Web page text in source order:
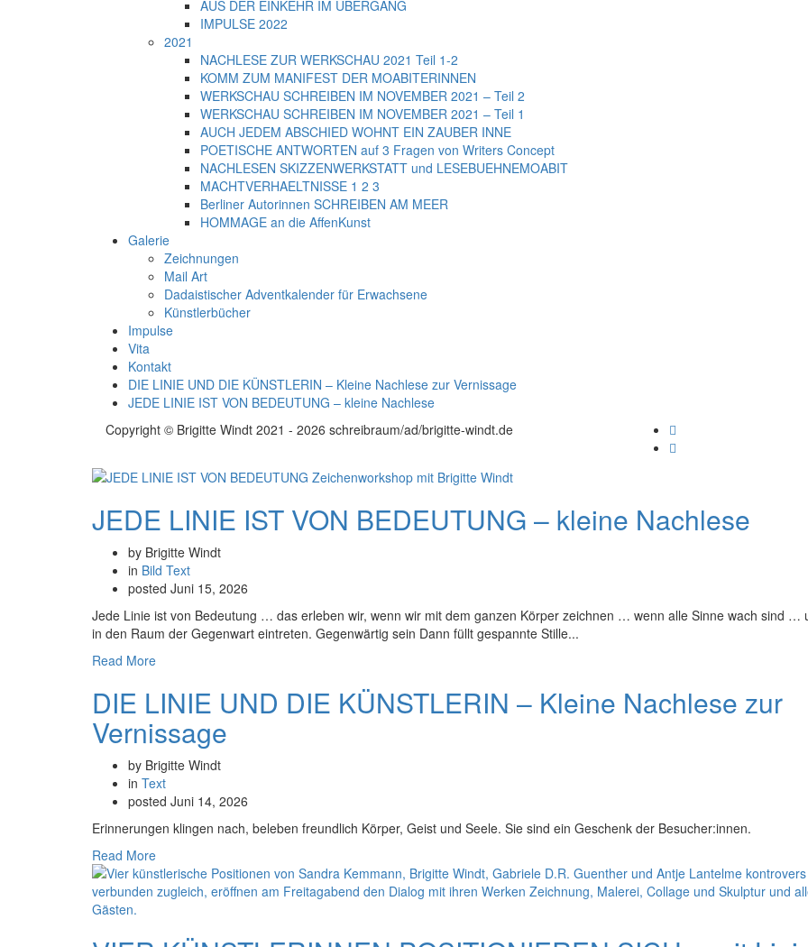
AUS DER EINKEHR IM ÜBERGANG
IMPULSE 2022
2021
NACHLESE ZUR WERKSCHAU 2021 Teil 1-2
KOMM ZUM MANIFEST DER MOABITERINNEN
WERKSCHAU SCHREIBEN IM NOVEMBER 2021 – Teil 2
WERKSCHAU SCHREIBEN IM NOVEMBER 2021 – Teil 1
AUCH JEDEM ABSCHIED WOHNT EIN ZAUBER INNE
POETISCHE ANTWORTEN auf 3 Fragen von Writers Concept
NACHLESEN SKIZZENWERKSTATT und LESEBUEHNEMOABIT
MACHTVERHAELTNISSE 1 2 3
Berliner Autorinnen SCHREIBEN AM MEER
HOMMAGE an die AffenKunst
Galerie
Zeichnungen
Mail Art
Dadaistischer Adventkalender für Erwachsene
Künstlerbücher
Impulse
Vita
Kontakt
DIE LINIE UND DIE KÜNSTLERIN – Kleine Nachlese zur Vernissage
JEDE LINIE IST VON BEDEUTUNG – kleine Nachlese
Copyright © Brigitte Windt 2021 - 2026 schreibraum/ad/brigitte-windt.de
JEDE LINIE IST VON BEDEUTUNG – kleine Nachlese
by Brigitte Windt
in Bild Text
posted Juni 15, 2026
Jede Linie ist von Bedeutung … das erleben wir, wenn wir mit dem ganzen Körper zeichnen … wenn alle Sinne wach sind …
in den Raum der Gegenwart eintreten. Gegenwärtig sein Dann füllt gespannte Stille...
Read More
DIE LINIE UND DIE KÜNSTLERIN – Kleine Nachlese zur
Vernissage
by Brigitte Windt
in Text
posted Juni 14, 2026
Erinnerungen klingen nach, beleben freundlich Körper, Geist und Seele. Sie sind ein Geschenk der Besucher:innen.
Read More